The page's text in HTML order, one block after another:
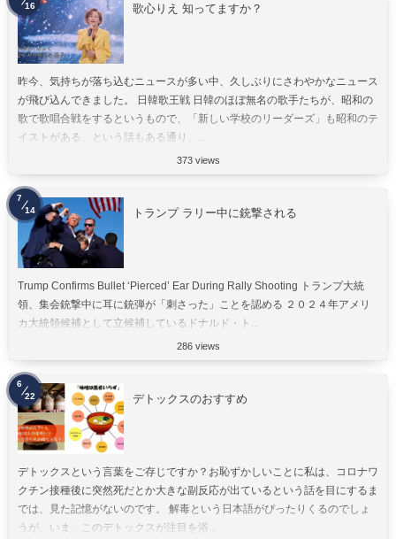
歌心りえ 知ってますか？
昨今、気持ちが落ち込むニュースが多い中、久しぶりにさわやかなニュース
が飛び込んできました。 日韓歌王戦 日韓のほぼ無名の歌手たちが、昭和の
歌で歌唱合戦をするというもので、「新しい学校のリーダーズ」も昭和のテ
イストがある、という話もある通り、...
373 views
16
トランプ ラリー中に銃撃される
Trump Confirms Bullet ‘Pierced’ Ear During Rally Shooting トランプ大統
領、集会銃撃中に耳に銃弾が「刺さった」ことを認める ２０２４年アメリ
カ大統領候補として立候補しているドナルド・ト...
286 views
7
14
デトックスのおすすめ
デトックスという言葉をご存じですか？お恥ずかしいことに私は、コロナワ
クチン接種後に突然死だとか大きな副反応が出ているという話を目にするま
では、見た記憶がないのです。 解毒という日本語がぴったりくるのでしょ
うが、いま、このデトックスが注目を浴...
6
22